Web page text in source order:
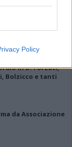
Policy
la difesa c'è l'ex
in D: Forzati,
Bolzicco e tanti
da Associazione